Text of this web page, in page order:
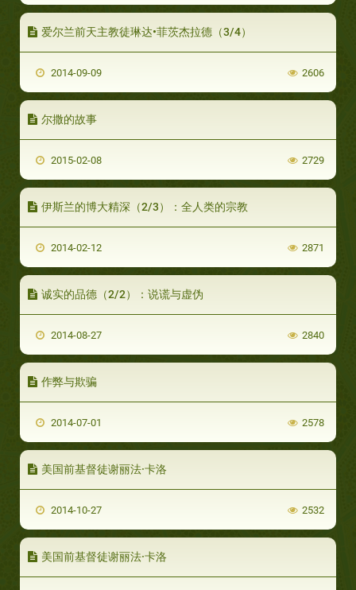
爱尔兰前天主教徒琳达•菲茨杰拉德（3/4）
2014-09-09 2606
尔撒的故事
2015-02-08 2729
伊斯兰的博大精深（2/3）：全人类的宗教
2014-02-12 2871
诚实的品德（2/2）：说谎与虚伪
2014-08-27 2840
作弊与欺骗
2014-07-01 2578
美国前基督徒谢丽法·卡洛
2014-10-27 2532
美国前基督徒谢丽法·卡洛